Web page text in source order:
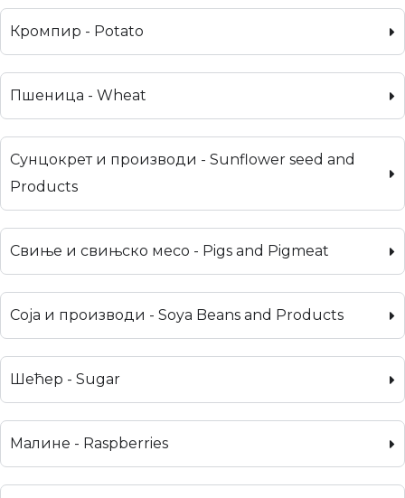
Кромпир - Potato
Пшеница - Wheat
Сунцокрет и производи - Sunflower seed and
Products
Свиње и свињско месо - Pigs and Pigmeat
Соја и производи - Soya Beans and Products
Шећер - Sugar
Малине - Raspberries